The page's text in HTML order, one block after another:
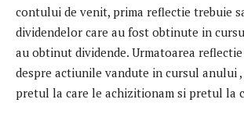
contului de venit, prima reflectie trebuie
dividendelor care au fost obtinute in
au obtinut dividende. Urmatoarea
despre actiunile vandute in cursul anului
pretul la care le achizitionam si pretul la